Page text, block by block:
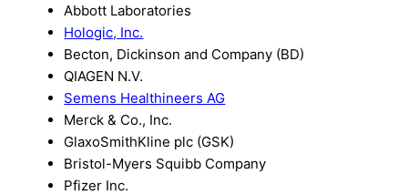
Abbott Laboratories
Hologic, Inc.
Becton, Dickinson and Company (BD)
QIAGEN N.V.
Semens Healthineers AG
Merck & Co., Inc.
GlaxoSmithKline plc (GSK)
Bristol-Myers Squibb Company
Pfizer Inc.